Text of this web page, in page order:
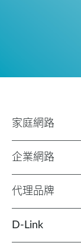
家庭網路
企業網路
代理品牌
D‑Link